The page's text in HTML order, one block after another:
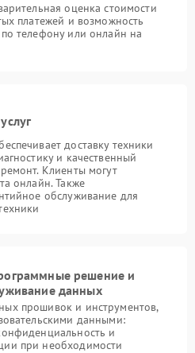
оценка стоимости
платежей и возможность
телефону или онлайн на
доставку техники
и качественный
Клиенты могут
онлайн. Также
обслуживание для
решение и
данных
прошивок и инструментов,
данными:
и
при необходимости